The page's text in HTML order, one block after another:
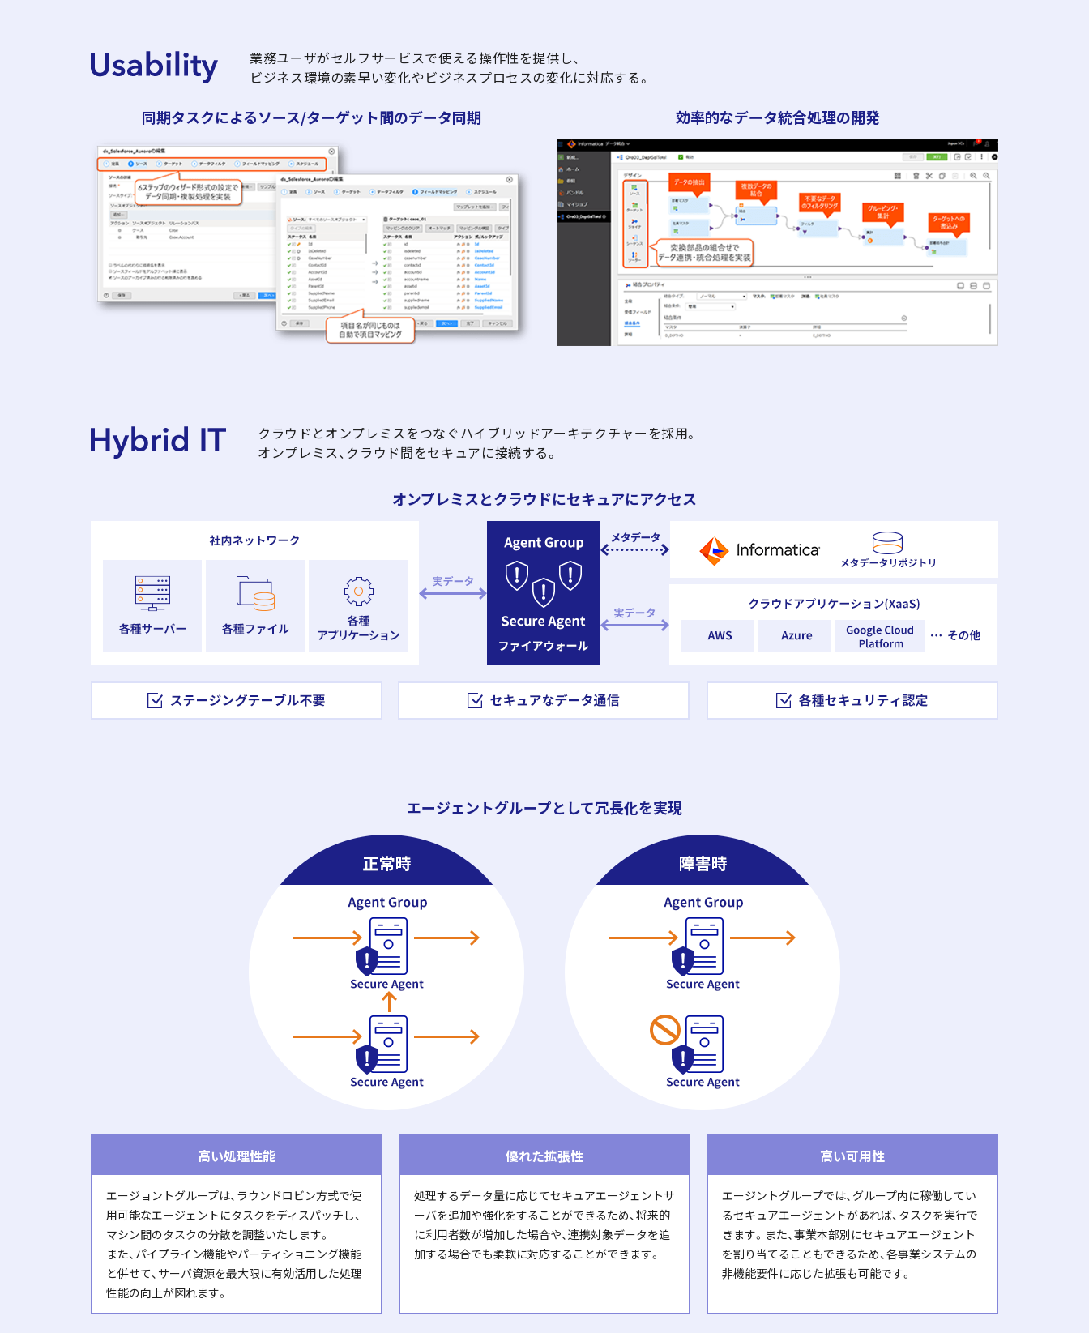
業務ユーザがセルフサービスで使える操作性を提供し、
ビジネス環境の素早い変化やビジネスプロセスの変化に対応する。
同期タスクによるソース/ターゲット間のデータ同期 効率的なデータ統合処理の開発
クラウドとオンプレミスをつなぐハイブリッドアーキテクチャーを採用。
オンプレミス、クラウド間をセキュアに接続する。
オンプレミスとクラウドにセキュアにアクセス
エージェントグループとして冗⾧化を実現
高い処理性能
エージョントグループは、ラウンドロビン方式で使
用可能なエージェントにタスクをディスパッチし、
マシン間のタスクの分散を調整いたします。
また、パイプライン機能やパーティショニング機能
と併せて、サーバ資源を最大限に有効活用した処理
性能の向上が図れます。
優れた拡張性
処理するデータ量に応じてセキュアエージェントサ
ーバを追加や強化をすることができるため、将来的
に利用者数が増加した場合や、連携対象データを追
加する場合でも柔軟に対応することができます。
高い可用性
エージントグループでは、グループ内に稼働してい
るセキュアエージェントがあれば、タスクを実行で
きます。また、事業本部別にセキュアエージェント
を割り当てることもできるため、各事業システムの
非機能要件に応じた拡張も可能です。